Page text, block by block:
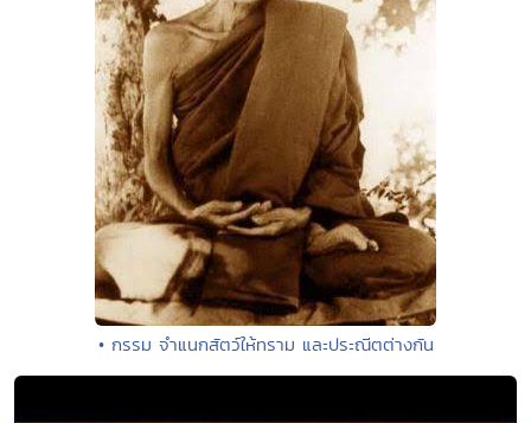
• กรรม จำแนกสัตว์ให้ทราม และประณีตต่างกัน